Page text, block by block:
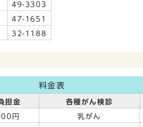
49-3303
47-1651
32-1188
料金表
担金 各種がん検診
円 乳がん